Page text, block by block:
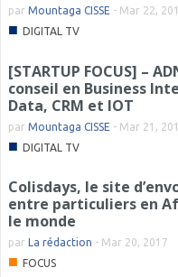
par Mountaga CISSE - Mar 22,
■ DIGITAL TV
[STARTUP FOCUS] –
conseil en Business
Data, CRM et IOT
par Mountaga CISSE - Mar 21,
■ DIGITAL TV
Colisdays, le site
entre particuliers en
le monde
par La rédaction - Mar 20, 2017
■ FOCUS